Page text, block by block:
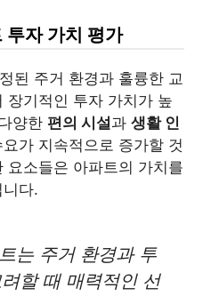
투자 가치 평가
된 주거 환경과 훌륭한 교
장기적인 투자 가치가 높
양한 편의 시설과 생활 인
가 지속적으로 증가할 것
요소들은 아파트의 가치를
다.
는 주거 환경과 투
할 때 매력적인 선